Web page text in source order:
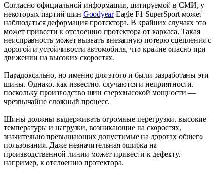
Согласно официальной информации, цитируемой в СМИ, у
некоторых партий шин GoodyearEagle F1 SuperSport может
наблюдаться деформация протектора. В крайних случаях это
может привести к отслоению протектора от каркаса. Такая
неисправность может вызвать внезапную потерю сцепления с
дорогой и устойчивости автомобиля, что крайне опасно при
движении на высоких скоростях.
Парадоксально, но именно для этого и были разработаны эти
шины. Однако, как известно, случаются и неприятности,
поскольку производство шин сверхвысокой мощности —
чрезвычайно сложный процесс.
Шины должны выдерживать огромные перегрузки, высокие
температуры и нагрузки, возникающие на скоростях,
значительно превышающих допустимые на дорогах общего
пользования. Даже незначительная ошибка на
производственной линии может привести к дефекту,
например, к отслоению протектора.